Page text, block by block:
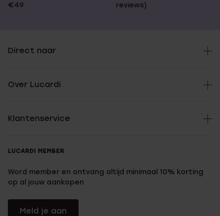
€49
reviews)
Direct naar
Over Lucardi
Klantenservice
LUCARDI MEMBER
Word member en ontvang altijd minimaal 10% korting
op al jouw aankopen
Meld je aan